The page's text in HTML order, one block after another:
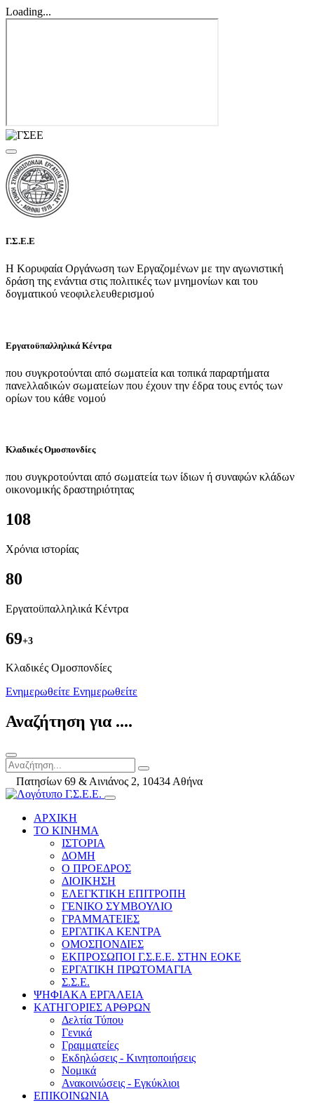
Loading...
Γ.Σ.Ε.Ε
Η Κορυφαία Οργάνωση των Εργαζομένων με την αγωνιστική
δράση της ενάντια στις πολιτικές των μνημονίων και του
δογματικού νεοφιλελευθερισμού
Εργατοϋπαλληλικά Κέντρα
που συγκροτούνται από σωματεία και τοπικά παραρτήματα
πανελλαδικών σωματείων που έχουν την έδρα τους εντός των
ορίων του κάθε νομού
Κλαδικές Ομοσπονδίες
που συγκροτούνται από σωματεία των ίδιων ή συναφών κλάδων
οικονομικής δραστηριότητας
108
Χρόνια ιστορίας
80
Εργατοϋπαλληλικά Κέντρα
69+3
Kλαδικές Ομοσπονδίες
Ενημερωθείτε Ενημερωθείτε
Αναζήτηση για ....
Πατησίων 69 & Αινιάνος 2, 10434 Αθήνα
ΑΡΧΙΚΗ
ΤΟ ΚΙΝΗΜΑ
ΙΣΤΟΡΙΑ
ΔΟΜΗ
Ο ΠΡΟΕΔΡΟΣ
ΔΙΟΙΚΗΣΗ
ΕΛΕΓΚΤΙΚΗ ΕΠΙΤΡΟΠΗ
ΓΕΝΙΚΟ ΣΥΜΒΟΥΛΙΟ
ΓΡΑΜΜΑΤΕΙΕΣ
ΕΡΓΑΤΙΚΑ ΚΕΝΤΡΑ
ΟΜΟΣΠΟΝΔΙΕΣ
ΕΚΠΡΟΣΩΠΟΙ Γ.Σ.Ε.Ε. ΣΤΗΝ ΕΟΚΕ
ΕΡΓΑΤΙΚΗ ΠΡΩΤΟΜΑΓΙΑ
Σ.Σ.Ε.
ΨΗΦΙΑΚΑ ΕΡΓΑΛΕΙΑ
ΚΑΤΗΓΟΡΙΕΣ ΑΡΘΡΩΝ
Δελτία Τύπου
Γενικά
Γραμματείες
Εκδηλώσεις - Κινητοποιήσεις
Νομικά
Ανακοινώσεις - Εγκύκλιοι
ΕΠΙΚΟΙΝΩΝΙΑ